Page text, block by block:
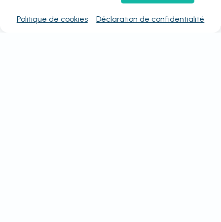
Politique de cookies Déclaration de confidentialité